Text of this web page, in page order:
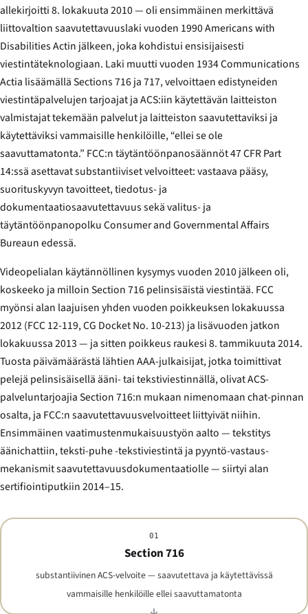
allekirjoitti 8. lokakuuta 2010 — oli ensimmäinen merkittävä
liittovaltion saavutettavuuslaki vuoden 1990 Americans with
Disabilities Actin jälkeen, joka kohdistui ensisijaisesti
viestintäteknologiaan. Laki muutti vuoden 1934 Communications
Actia lisäämällä Sections 716 ja 717, velvoittaen edistyneiden
viestintäpalvelujen tarjoajat ja ACS:iin käytettävän laitteiston
valmistajat tekemään palvelut ja laitteiston saavutettaviksi ja
käytettäviksi vammaisille henkilöille, “ellei se ole
saavuttamatonta.” FCC:n täytäntöönpanosäännöt 47 CFR Part
14:ssä asettavat substantiiviset velvoitteet: vastaava pääsy,
suorituskyvyn tavoitteet, tiedotus- ja
dokumentaatiosaavutettavuus sekä valitus- ja
täytäntöönpanopolku Consumer and Governmental Affairs
Bureaun edessä.
Videopelialan käytännöllinen kysymys vuoden 2010 jälkeen oli,
koskeeko ja milloin Section 716 pelinsisäistä viestintää. FCC
myönsi alan laajuisen yhden vuoden poikkeuksen lokakuussa
2012 (FCC 12-119, CG Docket No. 10-213) ja lisävuoden jatkon
lokakuussa 2013 — ja sitten poikkeus raukesi 8. tammikuuta 2014.
Tuosta päivämäärästä lähtien AAA-julkaisijat, jotka toimittivat
pelejä pelinsisäisellä ääni- tai tekstiviestinnällä, olivat ACS-
palveluntarjoajia Section 716:n mukaan nimenomaan chat-pinnan
osalta, ja FCC:n saavutettavuusvelvoitteet liittyivät niihin.
Ensimmäinen vaatimustenmukaisuustyön aalto — tekstitys
äänichattiin, teksti-puhe -tekstiviestintä ja pyyntö-vastaus-
mekanismit saavutettavuusdokumentaatiolle — siirtyi alan
sertifiointiputkiin 2014–15.
01
Section 716
substantiivinen ACS-velvoite — saavutettava ja käytettävissä
vammaisille henkilöille ellei saavuttamatonta